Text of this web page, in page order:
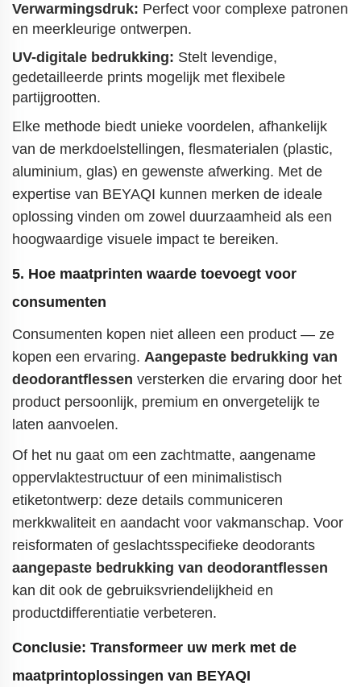
Verwarmingsdruk: Perfect voor complexe patronen
en meerkleurige ontwerpen.
UV-digitale bedrukking: Stelt levendige,
gedetailleerde prints mogelijk met flexibele
partijgrootten.
Elke methode biedt unieke voordelen, afhankelijk
van de merkdoelstellingen, flesmaterialen (plastic,
aluminium, glas) en gewenste afwerking. Met de
expertise van BEYAQI kunnen merken de ideale
oplossing vinden om zowel duurzaamheid als een
hoogwaardige visuele impact te bereiken.
5. Hoe maatprinten waarde toevoegt voor
consumenten
Consumenten kopen niet alleen een product — ze
kopen een ervaring. Aangepaste bedrukking van
deodorantflessen versterken die ervaring door het
product persoonlijk, premium en onvergetelijk te
laten aanvoelen.
Of het nu gaat om een zachtmatte, aangename
oppervlaktestructuur of een minimalistisch
etiketontwerp: deze details communiceren
merkkwaliteit en aandacht voor vakmanschap. Voor
reisformaten of geslachtsspecifieke deodorants
aangepaste bedrukking van deodorantflessen
kan dit ook de gebruiksvriendelijkheid en
productdifferentiatie verbeteren.
Conclusie: Transformeer uw merk met de
maatprintoplossingen van BEYAQI